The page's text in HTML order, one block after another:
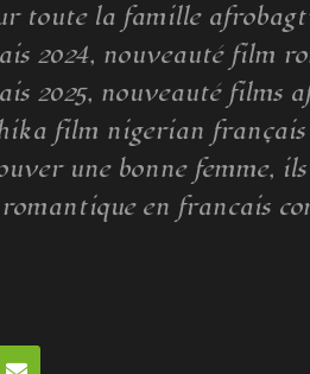
toute la famille
2024, nouveauté film
2025, nouveauté films
film nigerian
une bonne femme,
en francais